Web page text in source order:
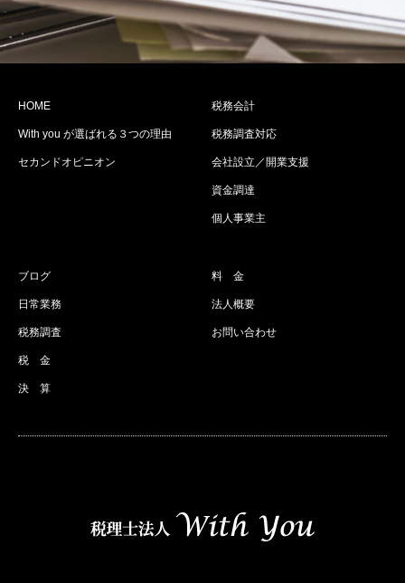
HOME
With you が選ばれる３つの理由
セカンドオピニオン
税務会計
税務調査対応
会社設立／開業支援
資金調達
個人事業主
ブログ
日常業務
税務調査
税 金
決 算
料 金
法人概要
お問い合わせ